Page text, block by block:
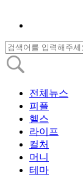
전체뉴스
피플
헬스
라이프
컬처
머니
테마